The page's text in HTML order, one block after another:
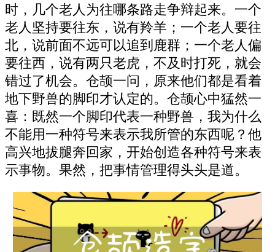
时，几个老人为往哪条路走争辩起来。一个
老人坚持要往东，说有羚羊；一个老人要往
北，说前面不远可以追到鹿群；一个老人偏
要往西，说有两只老虎，不及时打死，就会
错过了机会。仓颉一问，原来他们都是看着
地下野兽的脚印才认定的。仓颉心中猛然一
喜：既然一个脚印代表一种野兽，我为什么
不能用一种符号来表示我所管的东西呢？他
高兴地拔腿奔回家，开始创造各种符号来表
示事物。果然，把事情管理得头头是道。